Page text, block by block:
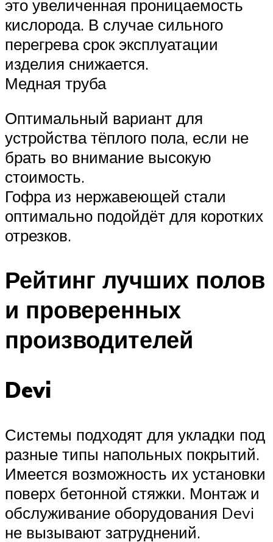
это увеличенная проницаемость
кислорода. В случае сильного
перегрева срок эксплуатации
изделия снижается.
Медная труба
Оптимальный вариант для
устройства тёплого пола, если не
брать во внимание высокую
стоимость.
Гофра из нержавеющей стали
оптимально подойдёт для коротких
отрезков.
Рейтинг лучших полов
и проверенных
производителей
Devi
Системы подходят для укладки под
разные типы напольных покрытий.
Имеется возможность их установки
поверх бетонной стяжки. Монтаж и
обслуживание оборудования Devi
не вызывают затруднений.